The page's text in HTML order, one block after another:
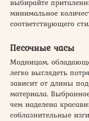
выбирайте
минимальное
соответствующего
Песочные часы
Модницам,
легко выглядеть
зависит от длины
материала.
чем наделена
соблазнительные